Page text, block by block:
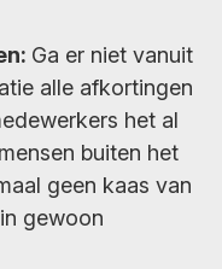
Ga er niet vanuit
alle afkortingen
het al
buiten het
geen kaas van
gewoon